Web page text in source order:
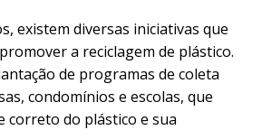
existem diversas iniciativas que
a reciclagem de plástico.
de programas de coleta
condomínios e escolas, que
correto do plástico e sua